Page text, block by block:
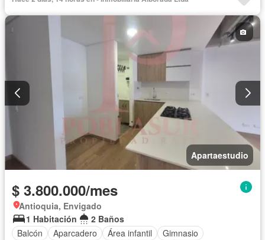
Apartaestudio
$ 3.800.000/mes
Antioquia, Envigado
1 Habitación
2 Baños
Balcón
Aparcadero Área infantil
Gimnasio